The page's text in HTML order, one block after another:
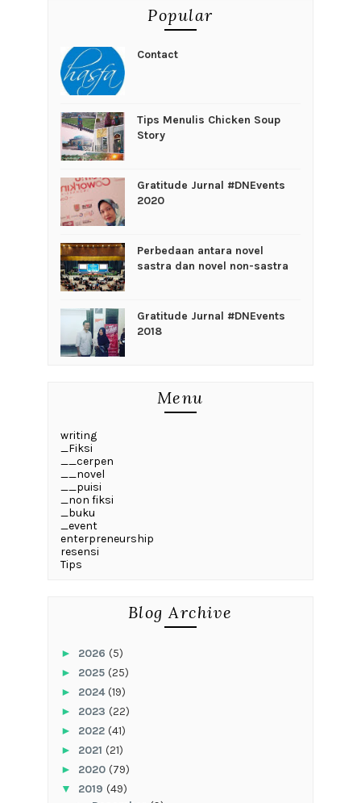
Popular
Contact
Tips Menulis Chicken Soup
Story
Gratitude Jurnal #DNEvents
2020
Perbedaan antara novel
sastra dan novel non-sastra
Gratitude Jurnal #DNEvents
2018
Menu
writing
_Fiksi
__cerpen
__novel
__puisi
_non fiksi
_buku
_event
enterpreneurship
resensi
Tips
Blog Archive
► 2026 (5)
► 2025 (25)
► 2024(19)
► 2023 (22)
► 2022 (41)
► 2021 (21)
► 2020 (79)
▼ 2019 (49)